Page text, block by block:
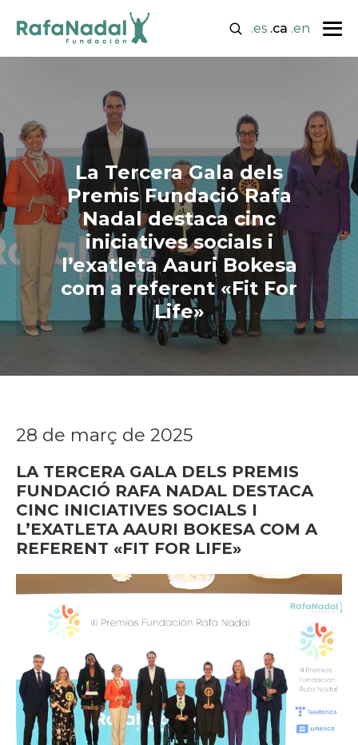
.es .ca .en
La Tercera Gala dels
Premis Fundació Rafa
Nadal destaca cinc
iniciatives socials i
l’exatleta Aauri Bokesa
com a referent «Fit For
Life»
28 de març de 2025
LA TERCERA GALA DELS PREMIS
FUNDACIÓ RAFA NADAL DESTACA
CINC INICIATIVES SOCIALS I
L’EXATLETA AAURI BOKESA COM A
REFERENT «FIT FOR LIFE»